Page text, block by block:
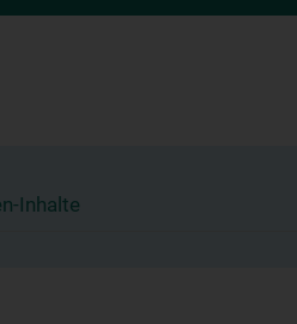
Inhalte